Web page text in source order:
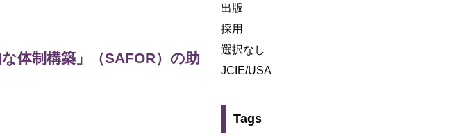
体制構築」（SAFOR）の助
出版
採用
選択なし
JCIE/USA
Tags